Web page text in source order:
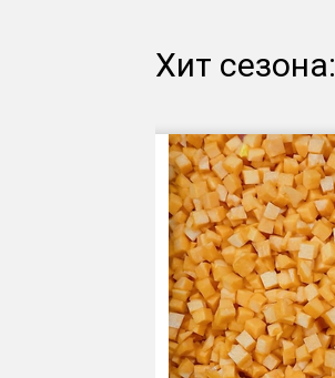
Хит сезона: